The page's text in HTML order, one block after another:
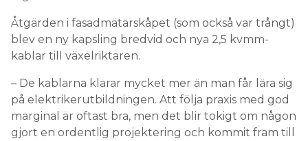
Åtgärden i fasadmätarskåpet (som också var trångt)
blev en ny kapsling bredvid och nya 2,5 kvmm-
kablar till växelriktaren.
– De kablarna klarar mycket mer än man får lära sig
på elektrikerutbildningen. Att följa praxis med god
marginal är oftast bra, men det blir tokigt om någon
gjort en ordentlig projektering och kommit fram till